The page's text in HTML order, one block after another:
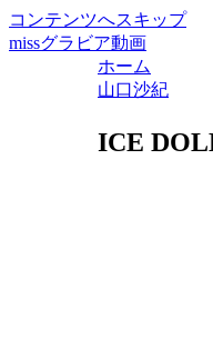
コンテンツへスキップ
missグラビア動画
ホーム
山口沙紀
ICE